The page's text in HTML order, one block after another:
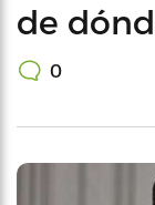
de
0